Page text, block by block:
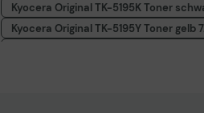
Kyocera Original TK-5195K Toner
Kyocera Original TK-5195Y Toner gelb